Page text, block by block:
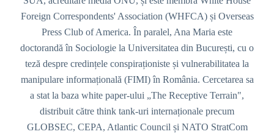
Foreign Correspondents' Association (WHFCA) și Overseas
Press Club of America. În paralel, Ana Maria este
doctorandă în Sociologie la Universitatea din București, cu o
teză despre credințele conspiraționiste și vulnerabilitatea la
manipulare informațională (FIMI) în România. Cercetarea sa
a stat la baza white paper-ului „The Receptive Terrain",
distribuit către think tank-uri internaționale precum
GLOBSEC, CEPA, Atlantic Council și NATO StratCom